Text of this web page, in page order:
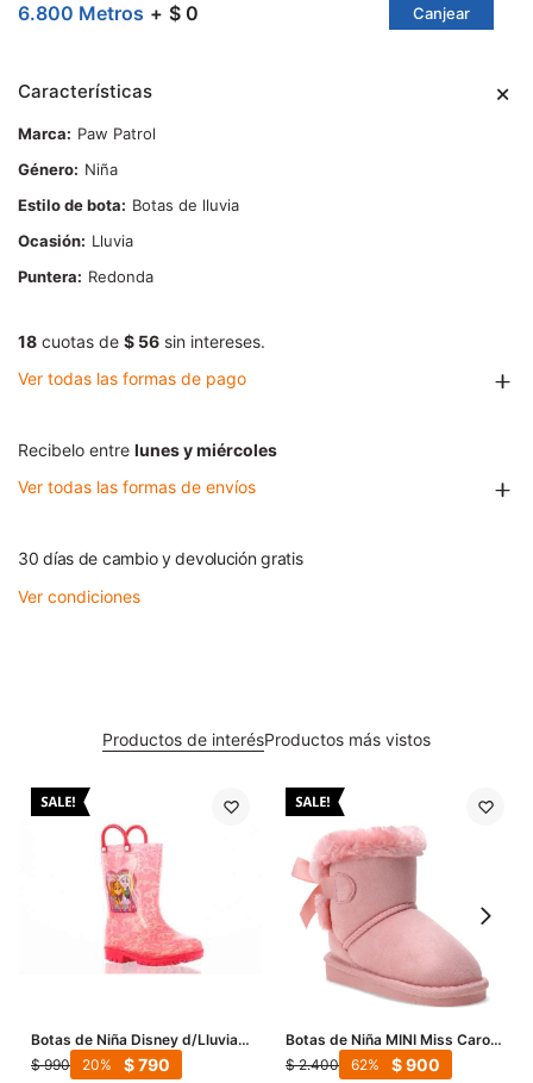
6.800 Metros $ 0 Canjear
Características
Marca
Paw Patrol
Género
Niña
Estilo de bota
Botas de lluvia
Ocasión
Lluvia
Puntera
Redonda
18 cuotas de $ 56 sin intereses.
Ver todas las formas de pago
Recibelo entre lunes y miércoles
Ver todas las formas de envíos
30 días de cambio y devolución gratis
Ver condiciones
Productos de interésProductos más vistos
Botas de Niña Disney d/Lluvia
Paw Patrol - Rosado
$ 990 $790
20
Botas de Niña MINI Miss Carol
Teipi - Rosado
$ 2.400 $900
62